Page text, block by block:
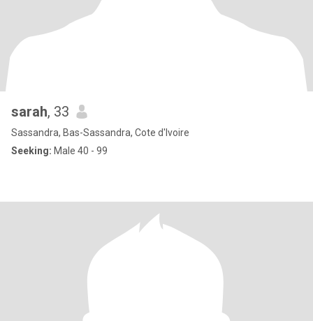
sarah, 33
Sassandra, Bas-Sassandra, Cote d'Ivoire
Seeking: Male 40 - 99